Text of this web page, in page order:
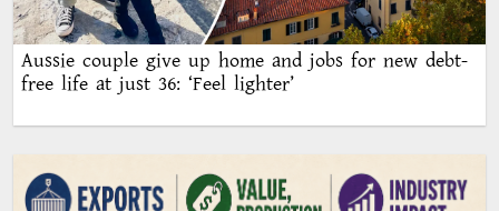
Aussie couple give up home and jobs for new debt-
free life at just 36: ‘Feel lighter’